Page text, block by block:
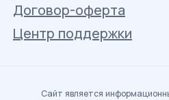
Договор-оферта
Центр поддержки
Сайт является